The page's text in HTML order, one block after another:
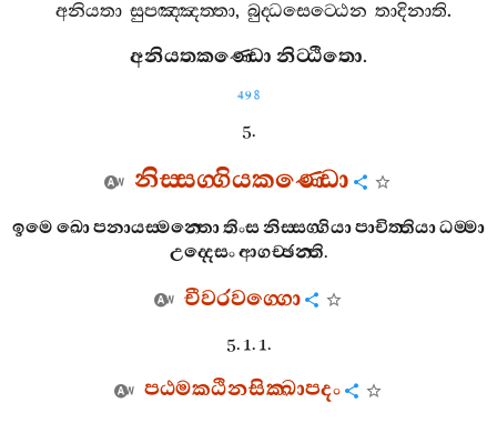
අනියතා සුපඤ‍්ඤත‍්තා,බුද‍්ධසෙට‍්ඨෙන තාදිනාති.
අනියතකණ‍්ඩො නිට‍්ඨිතො.
498
5.
නිස‍්සග‍්ගියකණ‍්ඩො
ඉමෙඛොපනායස‍්මන‍්තොතිංසනිස‍්සග‍්ගියාපාචිත‍්තියාධම‍්මා
උද‍්දෙසංආගච‍්ඡන‍්ති.
චීවරවග‍්ගො
5. 1. 1.
පඨමකඨිනසික‍්ඛාපදං